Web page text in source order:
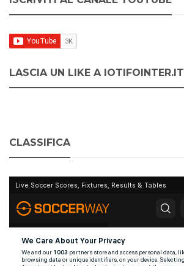
LASCIA UN LIKE A IOTIFOINTER.IT
CLASSIFICA